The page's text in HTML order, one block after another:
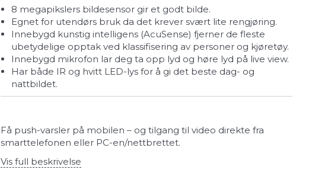
8 megapikslers bildesensor gir et godt bilde.
egnet for utendørs bruk da det krever svært lite rengjøring.
innebygd kunstig intelligens (AcuSense) fjerner de fleste
ubetydelige opptak ved klassifisering av personer og kjøretøy.
innebygd mikrofon lar deg ta opp lyd og høre lyd på live view.
har både IR og hvitt LED-lys for å gi det beste dag- og
nattbildet.
Få push-varsler på mobilen – og tilgang til video direkte fra
smarttelefonen eller PC-en/nettbrettet.
Vis full beskrivelse